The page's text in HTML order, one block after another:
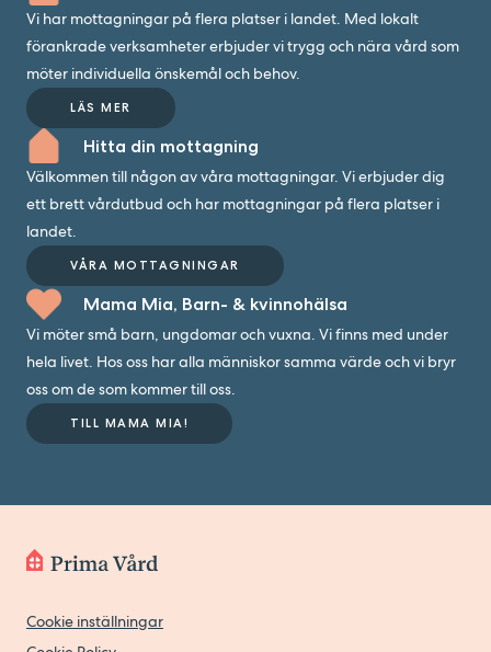
Vi har mottagningar på flera platser i landet. Med lokalt
förankrade verksamheter erbjuder vi trygg och nära vård som
möter individuella önskemål och behov.
LÄS MER
Hitta din mottagning
Välkommen till någon av våra mottagningar. Vi erbjuder dig
ett brett vårdutbud och har mottagningar på flera platser i
landet.
VÅRA MOTTAGNINGAR
Mama Mia, Barn- & kvinnohälsa
Vi möter små barn, ungdomar och vuxna. Vi finns med under
hela livet. Hos oss har alla människor samma värde och vi bryr
oss om de som kommer till oss.
TILL MAMA MIA!
Cookie inställningar